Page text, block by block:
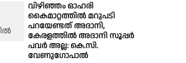
വിഴിഞ്ഞം ഓഹരി
കൈമാറ്റത്തിൽ മറുപടി
പറയേണ്ടത് അദാനി,
കേരളത്തിൽ അദാനി സൂപ്പർ
പവർ അല്ല: കെ.സി.
വേണുഗോപാല്‍